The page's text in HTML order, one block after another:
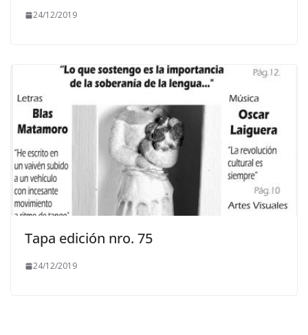
24/12/2019
Tapa edición nro. 75
24/12/2019